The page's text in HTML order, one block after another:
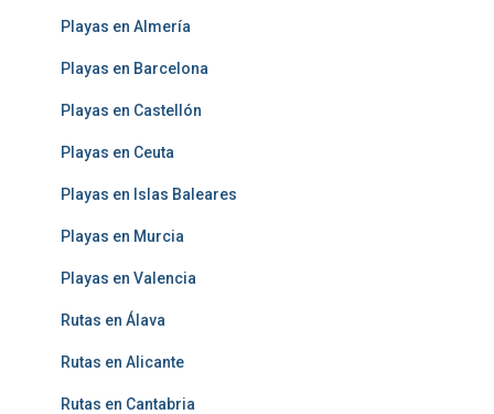
Playas en Almería
Playas en Barcelona
Playas en Castellón
Playas en Ceuta
Playas en Islas Baleares
Playas en Murcia
Playas en Valencia
Rutas en Álava
Rutas en Alicante
Rutas en Cantabria